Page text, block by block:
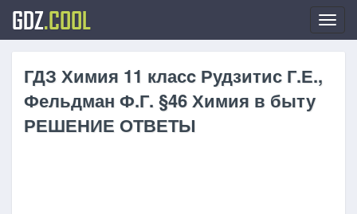
GDZ.COOL
ГДЗ Химия 11 класc Рудзитис Г.Е.,
Фельдман Ф.Г. §46 Химия в быту
РЕШЕНИЕ ОТВЕТЫ